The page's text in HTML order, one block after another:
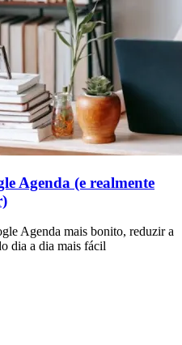
Agenda (e realmente
Agenda mais bonito, reduzir a
dia a dia mais fácil